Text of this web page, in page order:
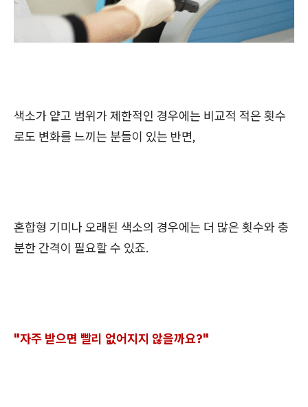
색소가 얕고 범위가 제한적인 경우에는 비교적 적은 횟수
로도 변화를 느끼는 분들이 있는 반면,
혼합형 기미나 오래된 색소의 경우에는 더 많은 횟수와 충
분한 간격이 필요할 수 있죠.
"자주 받으면 빨리 없어지지 않을까요?"